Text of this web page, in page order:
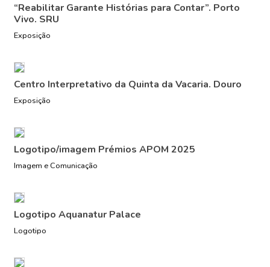
“Reabilitar Garante Histórias para Contar”. Porto
Vivo. SRU
Exposição
Centro Interpretativo da Quinta da Vacaria. Douro
Exposição
Logotipo/imagem Prémios APOM 2025
Imagem e Comunicação
Logotipo Aquanatur Palace
Logotipo